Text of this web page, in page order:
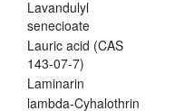
Lavandulyl
senecioate
Lauric acid (CAS
143-07-7)
Laminarin
lambda-Cyhalothrin